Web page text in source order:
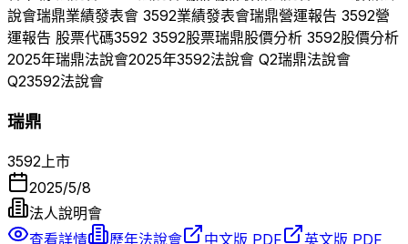
說會瑞鼎業績發表會 3592業績發表會瑞鼎營運報告 3592營
運報告 股票代碼3592 3592股票瑞鼎股價分析 3592股價分析
2025年瑞鼎法說會2025年3592法說會 Q2瑞鼎法說會
Q23592法說會
瑞鼎
3592 上市
2025/5/8
法人說明會
查看詳情
歷年法說會 中文版 PDF 英文版 PDF